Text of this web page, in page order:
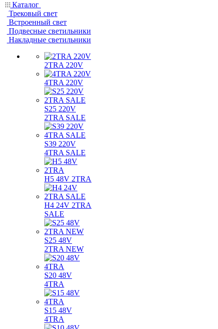
Каталог
Трековый свет
Встроенный свет
Подвесные светильники
Накладные светильники
2TRA 220V
4TRA 220V
S25 220V
2TRA SALE
S39 220V
4TRA SALE
H5 48V 2TRA
H4 24V 2TRA
SALE
S25 48V
2TRA NEW
S20 48V
4TRA
S15 48V
4TRA